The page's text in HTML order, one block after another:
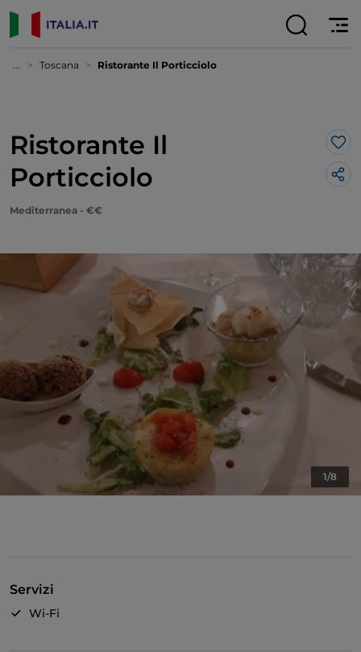
... Toscana Ristorante Il Porticciolo
Ristorante Il
Porticciolo
Mediterranea - €€
1/8
Servizi
Wi-Fi